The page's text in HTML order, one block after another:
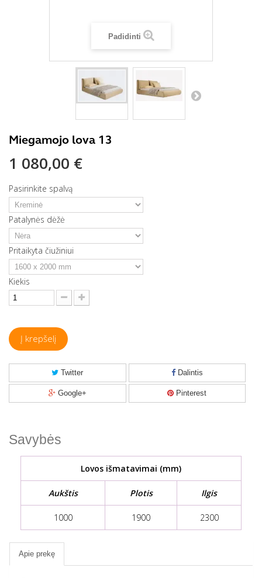
Padidinti
Miegamojo lova 13
1 080,00 €
Pasirinkite spalvą
Patalynės dėžė
Pritaikyta čiužiniui
Kiekis
Į krepšelį
Twitter Dalintis
Google+ Pinterest
Savybės
Lovos išmatavimai (mm)
Aukštis Plotis Ilgis
1000 1900 2300
Apie prekę